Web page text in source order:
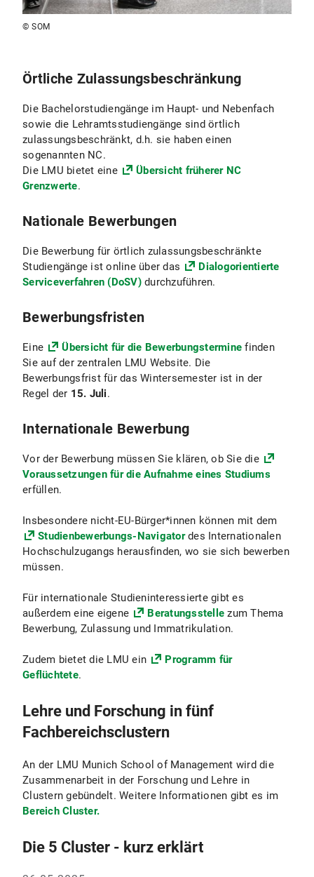
© SOM
Örtliche Zulassungsbeschränkung
Die Bachelorstudiengänge im Haupt- und Nebenfach
sowie die Lehramtsstudiengänge sind örtlich
zulassungsbeschränkt, d.h. sie haben einen
sogenannten NC.
Die LMU bietet eine
Übersicht früherer NC
Grenzwerte.
Nationale Bewerbungen
Die Bewerbung für örtlich zulassungsbeschränkte
Studiengänge ist online über das
Dialogorientierte
Serviceverfahren (DoSV) durchzuführen.
Bewerbungsfristen
Eine Übersicht für die Bewerbungstermine finden
Sie auf der zentralen LMU Website. Die
Bewerbungsfrist für das Wintersemester ist in der
Regel der 15. Juli.
Internationale Bewerbung
Vor der Bewerbung müssen Sie klären, ob Sie die
Voraussetzungen für die Aufnahme eines Studiums
erfüllen.
Insbesondere nicht-EU-Bürger*innen können mit dem
Studienbewerbungs-Navigatordes Internationalen
Hochschulzugangs herausfinden, wo sie sich bewerben
müssen.
Für internationale Studieninteressierte gibt es
außerdem eine eigene
Beratungsstelle zum Thema
Bewerbung, Zulassung und Immatrikulation.
Zudem bietet die LMU ein
Programm für
Geflüchtete.
Lehre und Forschung in fünf
Fachbereichsclustern
An der LMU Munich School of Management wird die
Zusammenarbeit in der Forschung und Lehre in
Clustern gebündelt. Weitere Informationen gibt es im
Bereich Cluster.
Die 5 Cluster - kurz erklärt